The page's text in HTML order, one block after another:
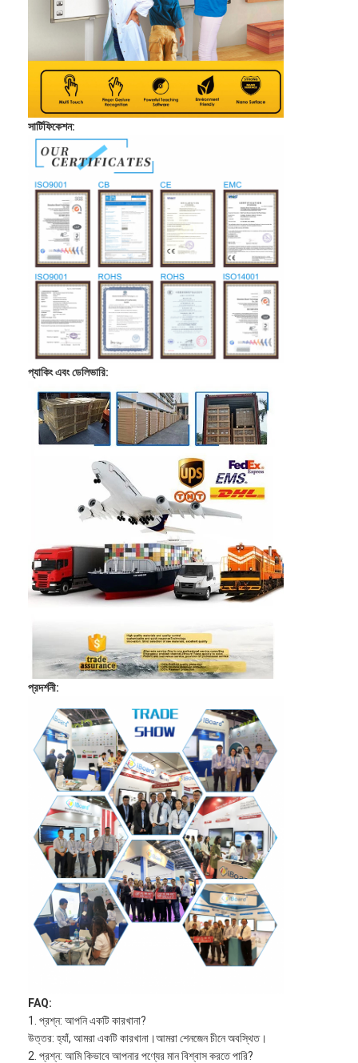
সার্টিফিকেশন:
প্যাকিং এবং ডেলিভারি:
প্রদর্শনী:
FAQ:
1. প্রশ্ন: আপনি একটি কারখানা?
উত্তর: হ্যাঁ, আমরা একটি কারখানা।আমরা শেনজেন চীনে অবস্থিত।
2. প্রশ্ন: আমি কিভাবে আপনার পণ্যের মান বিশ্বাস করতে পারি?